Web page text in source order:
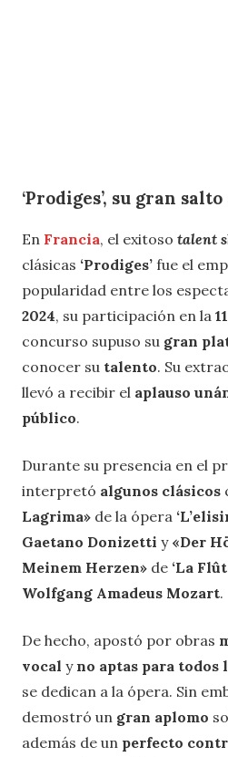
‘Prodiges’, su gran
En Francia, el exitoso talent
clásicas ‘Prodiges’ fue el
popularidad entre los
2024, su participación en la
concurso supuso su gran
conocer su talento. Su
llevó a recibir el aplauso
público.
Durante su presencia en el
interpretó algunos clásicos
Lagrima» de la ópera
Gaetano Donizetti y «Der
Meinem Herzen» de ‘La
Wolfgang Amadeus Mozart.
De hecho, apostó por obras
vocal y no aptas para todos
se dedican a la ópera. Sin
demostró un gran aplomo
además de un perfecto